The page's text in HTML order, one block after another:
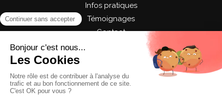
Infos pratiques
Témoignages
Contact
©2024 Cabinet Dentaire du Centre - Chirurgie
Plan du site